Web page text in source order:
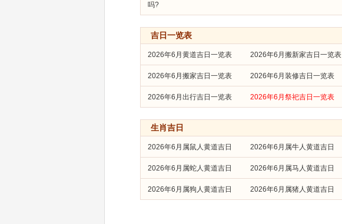
吗?
吉日一览表
2026年6月黄道吉日一览表 2026年6月搬新家吉日一览表
2026年6月搬家吉日一览表 2026年6月装修吉日一览表
2026年6月出行吉日一览表 2026年6月祭祀吉日一览表
生肖吉日
2026年6月属鼠人黄道吉日 2026年6月属牛人黄道吉日
2026年6月属蛇人黄道吉日 2026年6月属马人黄道吉日
2026年6月属狗人黄道吉日 2026年6月属猪人黄道吉日